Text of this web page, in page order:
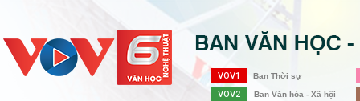
VOV1 Ban Thời sự
VOV2 Ban Văn hóa - Xã hội